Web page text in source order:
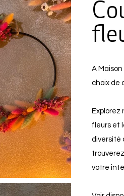
A Maison
choix de
Explorez
fleurs et
diversité
votre